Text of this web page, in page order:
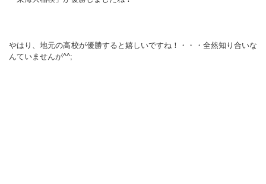
やはり、地元の高校が優勝すると嬉しいですね！・・・全然知り合いな
んていませんが^^;